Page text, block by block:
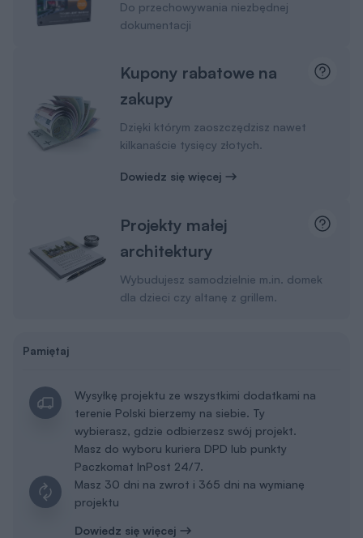
Do przechowywania niezbędnej
dokumentacji
Kupony rabatowe na
zakupy
Dzięki którym zaoszczędzisz nawet
kilkanaście tysięcy złotych.
Dowiedz się więcej
Projekty małej
architektury
Wybudujesz samodzielnie m.in. domek
dla dzieci czy altanę z grillem.
Pamiętaj
Wysyłkę projektu ze wszystkimi dodatkami na
terenie Polski bierzemy na siebie. Ty
wybierasz, gdzie odbierzesz swój projekt.
Masz do wyboru kuriera DPD lub punkty
Paczkomat InPost 24/7.
Masz 30 dni na zwrot i 365 dni na wymianę
projektu
Dowiedz się więcej